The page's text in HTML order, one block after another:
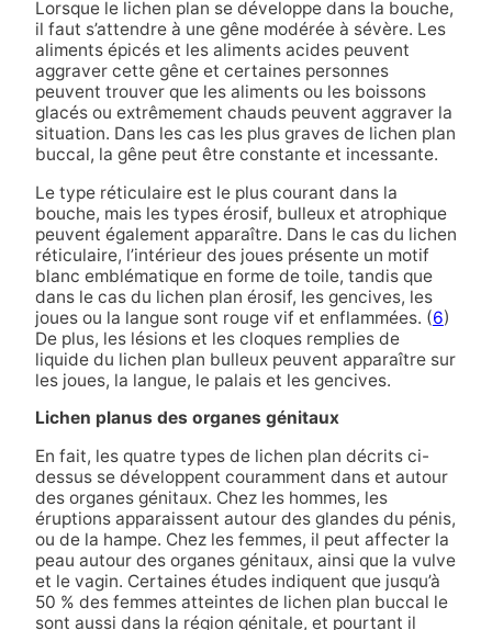
Lorsque le lichen plan se développe dans la bouche,
il faut s’attendre à une gêne modérée à sévère. Les
aliments épicés et les aliments acides peuvent
aggraver cette gêne et certaines personnes
peuvent trouver que les aliments ou les boissons
glacés ou extrêmement chauds peuvent aggraver la
situation. Dans les cas les plus graves de lichen plan
buccal, la gêne peut être constante et incessante.
Le type réticulaire est le plus courant dans la
bouche, mais les types érosif, bulleux et atrophique
peuvent également apparaître. Dans le cas du lichen
réticulaire, l’intérieur des joues présente un motif
blanc emblématique en forme de toile, tandis que
dans le cas du lichen plan érosif, les gencives, les
joues ou la langue sont rouge vif et enflammées. (6)
De plus, les lésions et les cloques remplies de
liquide du lichen plan bulleux peuvent apparaître sur
les joues, la langue, le palais et les gencives.
Lichen planus des organes génitaux
En fait, les quatre types de lichen plan décrits ci-
dessus se développent couramment dans et autour
des organes génitaux. Chez les hommes, les
éruptions apparaissent autour des glandes du pénis,
ou de la hampe. Chez les femmes, il peut affecter la
peau autour des organes génitaux, ainsi que la vulve
et le vagin. Certaines études indiquent que jusqu’à
50 % des femmes atteintes de lichen plan buccal le
sont aussi dans la région génitale, et pourtant il